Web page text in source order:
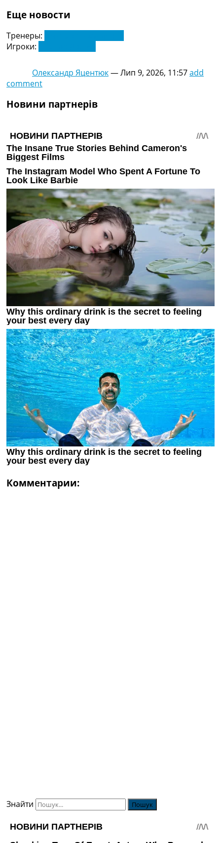
Еще новости
Тренеры:
Игроки:
Олександр Яцентюк—Лип 9, 2026, 11:57add
comment
Новини партнерів
Комментарии:
Знайти